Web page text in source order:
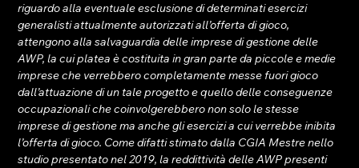
riguardo alla eventuale esclusione di determinati esercizi
generalisti attualmente autorizzati all’offerta di gioco,
attengono alla salvaguardia delle imprese di gestione delle
AWP, la cui platea è costituita in gran parte da piccole e medie
imprese che verrebbero completamente messe fuori gioco
dall’attuazione di un tale progetto e quello delle conseguenze
occupazionali che coinvolgerebbero non solo le stesse
imprese di gestione ma anche gli esercizi a cui verrebbe inibita
l’offerta di gioco. Come difatti stimato dalla CGIA Mestre nello
studio presentato nel 2019, la reddittività delle AWP presenti